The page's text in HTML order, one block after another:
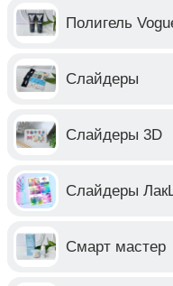
Полигель
Слайдеры
Слайдеры 3D
Слайдеры
Смарт мастер